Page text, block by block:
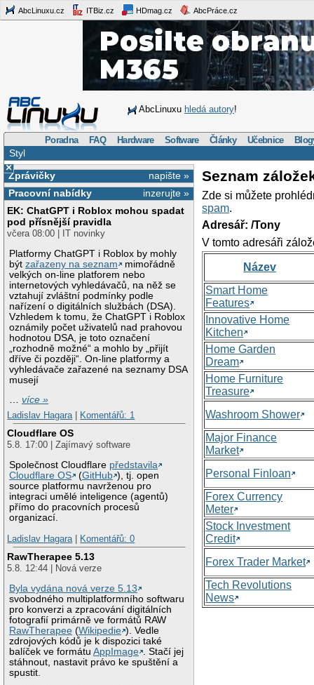
AbcLinuxu.cz ITBiz.cz HDmag.cz AbcPráce.cz
AbcLinuxu hledá autory!
Poradna FAQ Hardware Software Články Učebnice
Styl
×
napište »
Zprávičky
inzerujte »
Pracovní nabídky
EK: ChatGPT i Roblox mohou spadat
pod přísnější pravidla
včera 08:00 | IT novinky
Platformy ChatGPT i Roblox by mohly
býtzařazeny na seznam
mimořádně
velkých on-line platforem nebo
internetových vyhledávačů, na něž se
vztahují zvláštní podmínky podle
nařízení o digitálních službách (DSA).
Vzhledem k tomu, že ChatGPT i Roblox
oznámily počet uživatelů nad prahovou
hodnotou DSA, je toto označení
„rozhodně možné“ a mohlo by „přijít
dříve či později“. On-line platformy a
vyhledávače zařazené na seznamy DSA
musejí
…více »
Ladislav Hagara
Komentářů: 1
Cloudflare OS
5.8. 17:00 | Zajímavý software
Společnost Cloudflare představila
Cloudflare OS
(GitHub ), tj. open
source platformu navrženou pro
integraci umělé inteligence (agentů)
přímo do pracovních procesů
organizací.
Ladislav Hagara
Komentářů: 0
RawTherapee 5.13
5.8. 12:44 | Nová verze
Byla vydána nová verze 5.13
svobodného multiplatformního softwaru
pro konverzi a zpracování digitálních
fotografií primárně ve formátů RAW
RawTherapee (Wikipedie ). Vedle
zdrojových kódů je k dispozici také
balíček ve formátuAppImage . Stačí jej
stáhnout, nastavit právo ke spuštění a
spustit.
Seznam
Zde si můžete
spam.
Adresář: /Tony
V tomto adresáři
Název
Smart Home
Features
Innovative Home
Kitchen
Home Garden
Dream
Home Furniture
Treasure
Washroom Shower
Major Finance
Market
Personal Finloan
Forex Currency
Meter
Stock Investment
Credit
Forex Trader Market
Tech Revolutions
News